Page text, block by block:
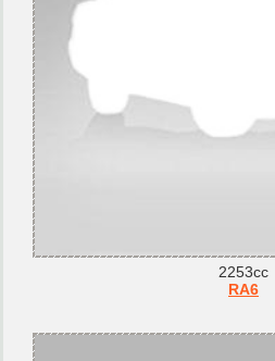
2253cc
RA6